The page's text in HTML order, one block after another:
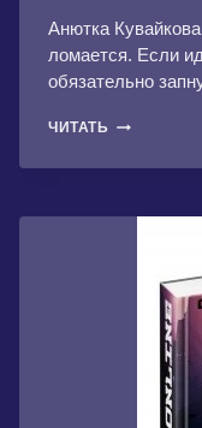
Анютка
ломается. Если
обязательно
ЧИТАТЬ НЕСЧАСТЬЕ